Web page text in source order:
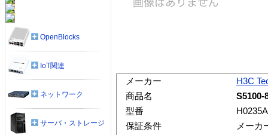
メーカー
H3C
商品名
S5100-
型番
保証条件
メーカ
OpenBlocks
IoT関連
ネットワーク
サーバ・ストレージ